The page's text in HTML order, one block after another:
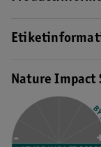
Nature Impact